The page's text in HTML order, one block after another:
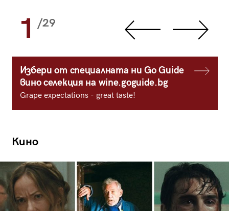
1 /29
Избери от специалната ни Go Guide
вино селекция на wine.goguide.bg
Grape expectations - great taste!
Кино